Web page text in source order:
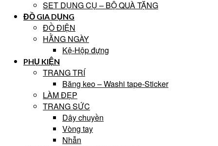
SET DỤNG CỤ – BỘ QUÀ TẶNG
ĐỒ GIA DỤNG
ĐỒ ĐIỆN
HẰNG NGÀY
Kệ-Hộp đựng
PHỤ KIỆN
TRANG TRÍ
Băng keo – Washi tape-Sticker
LÀM ĐẸP
TRANG SỨC
Dây chuyền
Vòng tay
Nhẫn